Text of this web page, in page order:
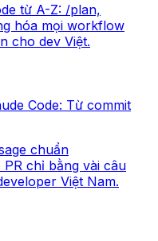
từ A-Z: /plan,
hóa mọi workflow
cho dev Việt.
Code: Từ commit
chuẩn
chỉ bằng vài câu
Việt Nam.